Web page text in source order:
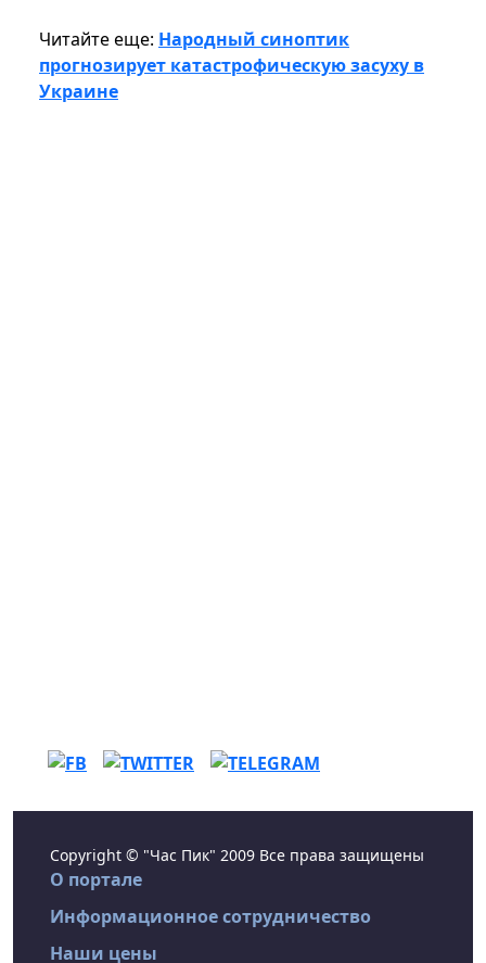
Читайте еще: Народный синоптик
прогнозирует катастрофическую засуху в
Украине
Copyright © "Час Пик" 2009 Все права защищены
О портале
Информационное сотрудничество
Наши цены